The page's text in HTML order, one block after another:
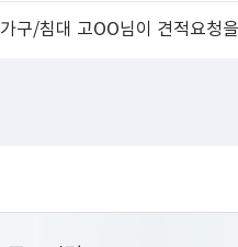
가구/침대 고OO님이 견적요청